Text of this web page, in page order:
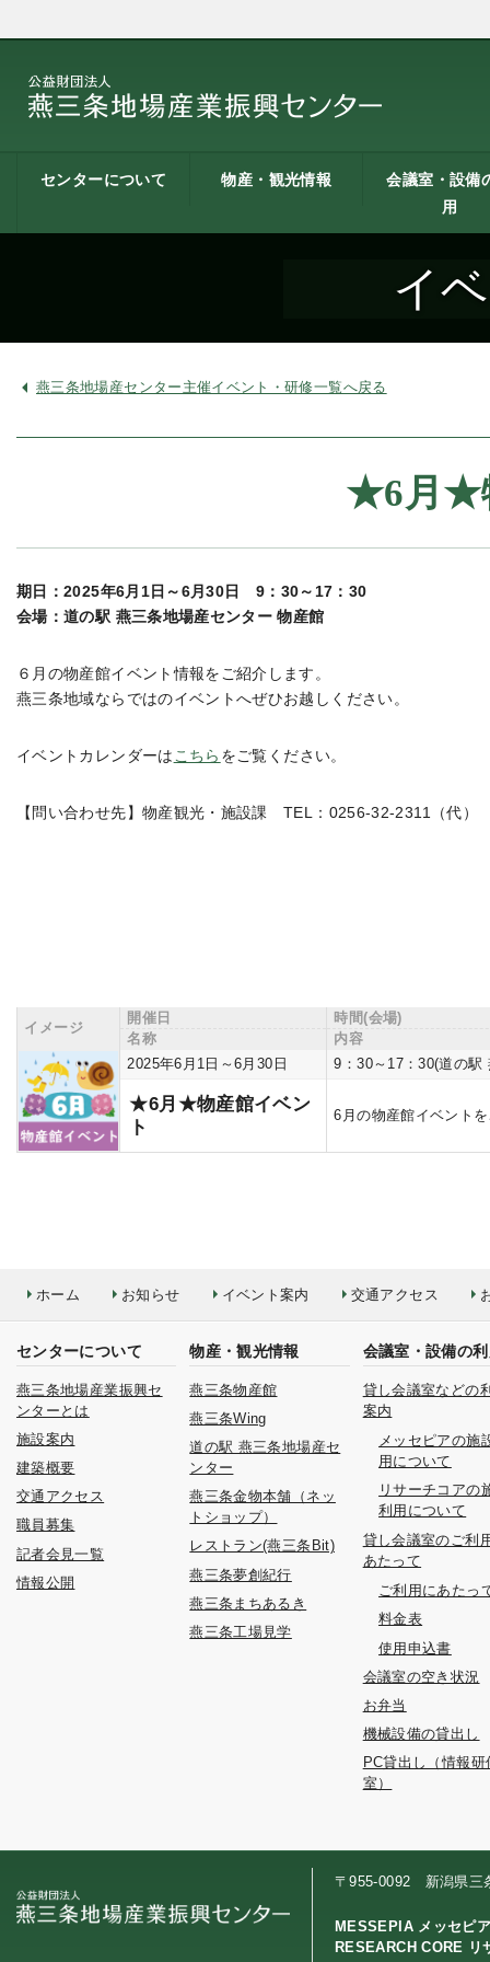
センターについて 物産・観光情報
会議室・設備
用
にあたって
イ
燕三条地場産センター主催イベント・研修一覧へ戻る
★6月★
期日：2025年6月1日～6月30日 9：30～17：30
会場：道の駅 燕三条地場産センター 物産館
６月の物産館イベント情報をご紹介します。
燕三条地域ならではのイベントへぜひお越しください。
イベントカレンダーは こちら をご覧ください。
【問い合わせ先】物産観光・施設課 TEL：0256-32-2311（代）
イメージ
開催日
時間(会場)
名称
内容
2025年6月1日～6月30日
9：30～17：30(道の駅
★6月★物産館イベン
ト
6月の物産館イベント
ホーム お知らせ イベント案内 交通アクセス
センターについて
燕三条地場産業振興セ
ンターとは
施設案内
建築概要
交通アクセス
職員募集
記者会見一覧
情報公開
物産・観光情報
燕三条物産館
燕三条Wing
道の駅 燕三条地場産セ
ンター
燕三条金物本舗（ネッ
トショップ）
レストラン(燕三条Bit)
燕三条夢創紀行
燕三条まちあるき
燕三条工場見学
会議室・設備の
貸し会議室などの
案内
メッセピアの施
用について
リサーチコアの
利用について
貸し会議室のご利
あたって
ご利用にあたっ
料金表
使用申込書
会議室の空き状況
お弁当
機械設備の貸出し
PC貸出し（情報研
室）
〒955-0092 新潟県三
MESSEPIA メッセピ
RESEARCH CORE リ